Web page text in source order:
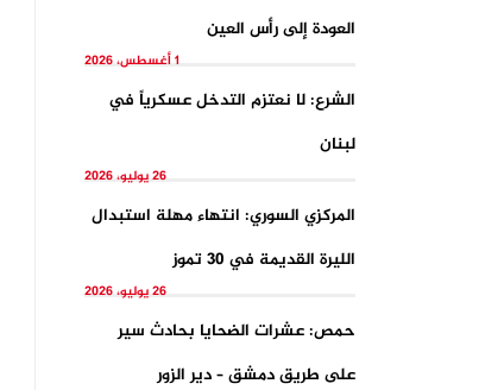
العودة إلى رأس العين
1 أغسطس، 2026
الشرع: لا نعتزم التدخل عسكرياً في
لبنان
26 يوليو، 2026
المركزي السوري: انتهاء مهلة استبدال
الليرة القديمة في 30 تموز
26 يوليو، 2026
حمص: عشرات الضحايا بحادث سير
على طريق دمشق – دير الزور